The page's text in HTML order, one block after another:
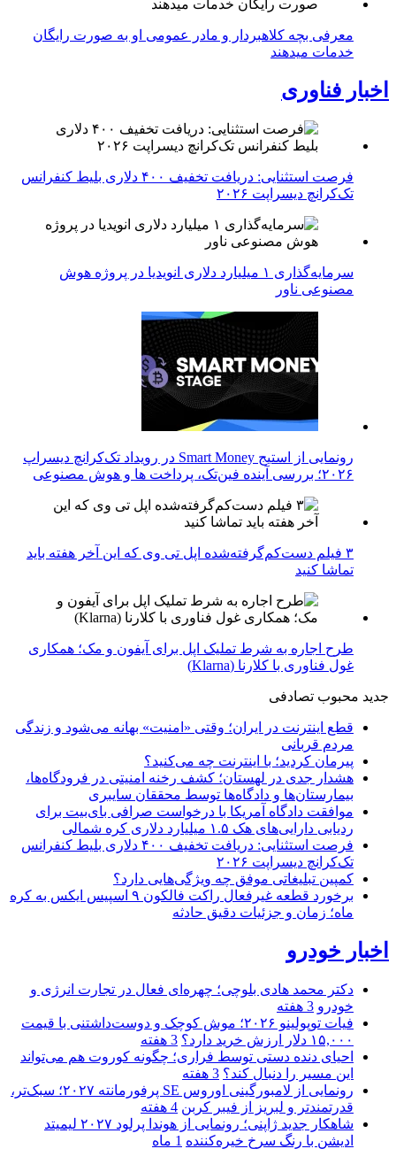
معرفی بچه کلاهبردار و مادر عمومی او به صورت رایگان
خدمات میدهند
اخبار فناوری
فرصت استثنایی: دریافت تخفیف ۴۰۰ دلاری بلیط کنفرانس
تک‌کرانچ دیسراپت ۲۰۲۶
سرمایه‌گذاری ۱ میلیارد دلاری انویدیا در پروژه هوش
مصنوعی ناور
رونمایی از استیج Smart Money در رویداد تک‌کرانچ دیسراپ
۲۰۲۶؛ بررسی آینده فین‌تک، پرداخت‌ ها و هوش مصنوعی
۳ فیلم دست‌کم‌گرفته‌شده اپل تی وی که این آخر هفته باید
تماشا کنید
طرح اجاره به شرط تملیک اپل برای آیفون و مک؛ همکاری
غول فناوری با کلارنا (Klarna)
جدید محبوب تصادفی
قطع اینترنت در ایران؛ وقتی «امنیت» بهانه می‌شود و زندگی
مردم قربانی
پیرمان کردید؛ با اینترنت چه می‌کنید؟
هشدار جدی در لهستان؛ کشف رخنه امنیتی در فرودگاه‌ها،
بیمارستان‌ها و دادگاه‌ها توسط محققان سایبری
موافقت دادگاه آمریکا با درخواست صرافی بای‌بیت برای
ردیابی دارایی‌های هک ۱.۵ میلیارد دلاری کره شمالی
فرصت استثنایی: دریافت تخفیف ۴۰۰ دلاری بلیط کنفرانس
تک‌کرانچ دیسراپت ۲۰۲۶
کمپین تبلیغاتی موفق چه ویژگی‌هایی دارد؟
برخورد قطعه غیرفعال راکت فالکون ۹ اسپیس ایکس به کره
ماه؛ زمان و جزئیات دقیق حادثه
اخبار خودرو
دکتر محمد هادی بلوچی؛ چهره‌ای فعال در تجارت انرژی و
خودرو 3 هفته
فیات توپولینو ۲۰۲۶؛ موش کوچک و دوست‌داشتنی با قیمت
۱۵,۰۰۰ دلار ارزش خرید دارد؟
3 هفته
احیای دنده دستی توسط فراری؛ چگونه کوروت هم می‌تواند
این مسیر را دنبال کند؟ 3 هفته
رونمایی از لامبورگینی اوروس SE پرفورمانته ۲۰۲۷؛ سبک‌تر،
قدرتمندتر و لبریز از فیبر کربن 4 هفته
شاهکار جدید ژاپنی؛ رونمایی از هوندا پرلود ۲۰۲۷ لیمیتد
ادیشن با رنگ سرخ خیره‌کننده 1 ماه